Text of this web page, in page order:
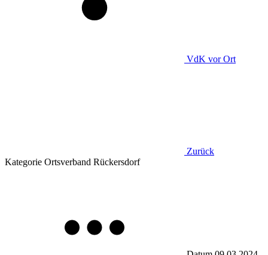
VdK vor Ort
Zurück
Kategorie Ortsverband Rückersdorf